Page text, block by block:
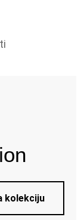
kolekciju